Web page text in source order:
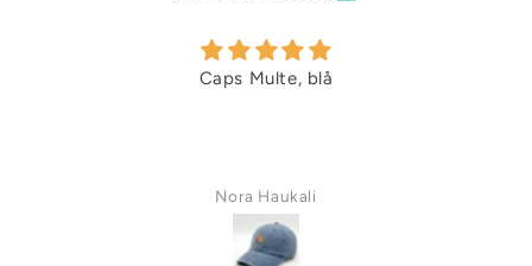
Caps Multe, blå
Nora Haukali